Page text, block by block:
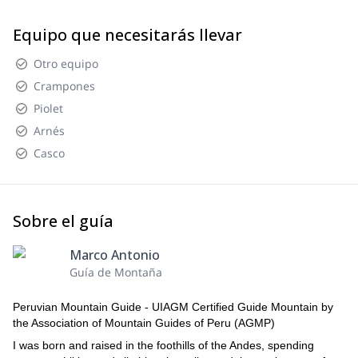
Equipo que necesitarás llevar
Otro equipo
Crampones
Piolet
Arnés
Casco
Sobre el guía
Marco Antonio
Guía de Montaña
Peruvian Mountain Guide - UIAGM Certified Guide Mountain by
the Association of Mountain Guides of Peru (AGMP)
I was born and raised in the foothills of the Andes, spending